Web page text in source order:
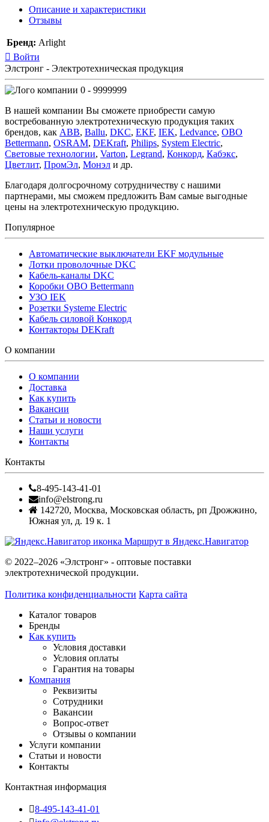
Описание и характеристики
Отзывы
Бренд: Arlight
Войти
Элстронг - Электротехническая продукция
0 - 9999999
В нашей компании Вы сможете приобрести самую
востребованную электротехническую продукция таких
брендов, как ABB, Ballu, DKC, EKF, IEK, Ledvance, OBO
Bettermann, OSRAM, DEKraft, Philips, System Electric,
Световые технологии, Varton, Legrand, Конкорд, Кабэкс,
Цветлит, ПромЭл, Монэл и др.
Благодаря долгосрочному сотрудничеству с нашими
партнерами, мы сможем предложить Вам самые выгодные
цены на электротехническую продукцию.
Популярное
Автоматические выключатели EKF модульные
Лотки проволочные DKC
Кабель-каналы DKC
Коробки OBO Bettermann
УЗО IEK
Розетки Systeme Electric
Кабель силовой Конкорд
Контакторы DEKraft
О компании
О компании
Доставка
Как купить
Вакансии
Статьи и новости
Наши услуги
Контакты
Контакты
8-495-143-41-01
info@elstrong.ru
142720, Москва, Московская область, рп Дрожжино,
Южная ул, д. 19 к. 1
Маршрут в Яндекс.Навигатор
© 2022–2026 «Элстронг» - оптовые поставки
электротехнической продукции.
Политика конфиденциальности Карта сайта
Каталог товаров
Бренды
Как купить
Условия доставки
Условия оплаты
Гарантия на товары
Компания
Реквизиты
Сотрудники
Вакансии
Вопрос-ответ
Отзывы о компании
Услуги компании
Статьи и новости
Контакты
Контактная информация
8-495-143-41-01